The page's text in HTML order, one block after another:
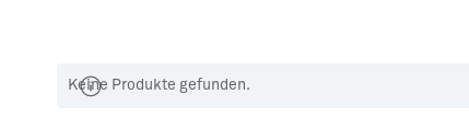
Keine Produkte gefunden.